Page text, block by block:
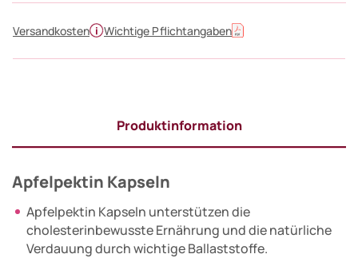
Versandkosten Wichtige Pflichtangaben
Produktinformation
Apfelpektin Kapseln
Apfelpektin Kapseln unterstützen die
cholesterinbewusste Ernährung und die natürliche
Verdauung durch wichtige Ballaststoffe.